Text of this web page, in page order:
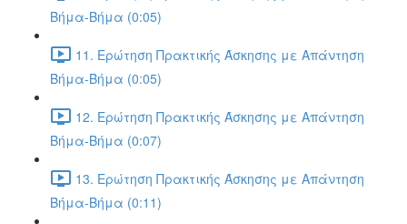
Βήμα-Βήμα (0:05)
11. Ερώτηση Πρακτικής Άσκησης με Απάντηση
Βήμα-Βήμα (0:05)
12. Ερώτηση Πρακτικής Άσκησης με Απάντηση
Βήμα-Βήμα (0:07)
13. Ερώτηση Πρακτικής Άσκησης με Απάντηση
Βήμα-Βήμα (0:11)